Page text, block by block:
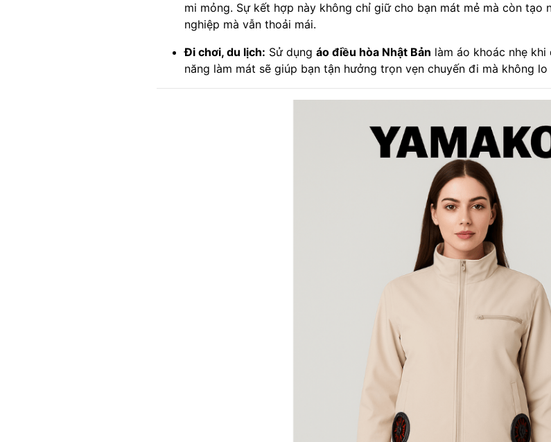
mi mỏng. Sự kết hợp này không chỉ giữ cho bạn mát mẻ mà còn tạo
nghiệp mà vẫn thoải mái.
Đi chơi, du lịch: Sử dụng áo điều hòa Nhật Bản làm áo khoác nhẹ
năng làm mát sẽ giúp bạn tận hưởng trọn vẹn chuyến đi mà không